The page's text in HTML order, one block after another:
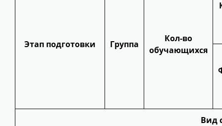
Этап подготовки Группа
Кол-во
обучающихся
Вид